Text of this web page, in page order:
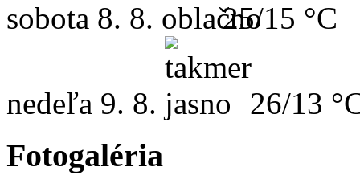
sobota 8. 8. 25/15 °C
nedeľa 9. 8. 26/13
Fotogaléria